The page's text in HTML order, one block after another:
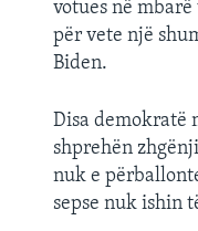
votues në
për vete një
Biden.
Disa demokratë
shprehën
nuk e
sepse nuk ishin